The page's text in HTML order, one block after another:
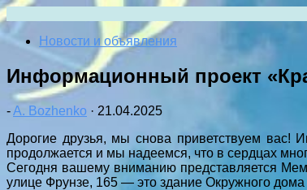
Перейти
содержимому
Новости и объявления
Информационный проект
-A. Bozhenko · 21.04.2025
Дорогие друзья, мы снова приветствуем вас!
продолжается и мы надеемся, что в сердцах
Сегодня вашему вниманию представляется
улице Фрунзе, 165 — это здание Окружного